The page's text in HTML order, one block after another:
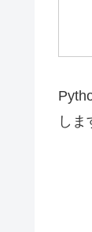
しま